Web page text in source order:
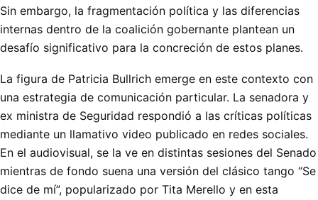
Sin embargo, la fragmentación política y las diferencias
internas dentro de la coalición gobernante plantean un
desafío significativo para la concreción de estos planes.
La figura de Patricia Bullrich emerge en este contexto con
una estrategia de comunicación particular. La senadora y
ex ministra de Seguridad respondió a las críticas políticas
mediante un llamativo video publicado en redes sociales.
En el audiovisual, se la ve en distintas sesiones del Senado
mientras de fondo suena una versión del clásico tango “Se
dice de mí”, popularizado por Tita Merello y en esta